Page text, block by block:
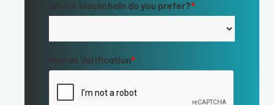
Which blockchain do you prefer?*
Human Verification*